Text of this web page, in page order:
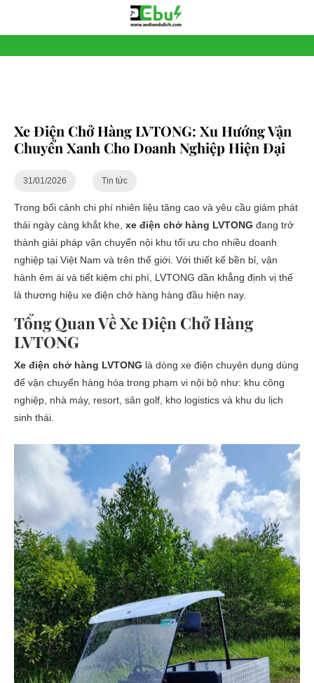
Xe Điện Chở Hàng LVTONG: Xu Hướng Vận
Chuyển Xanh Cho Doanh Nghiệp Hiện Đại
31/01/2026 Tin tức
Trong bối cảnh chi phí nhiên liệu tăng cao và yêu cầu giảm phát
thải ngày càng khắt khe, xe điện chở hàng LVTONG đang trở
thành giải pháp vận chuyển nội khu tối ưu cho nhiều doanh
nghiệp tại Việt Nam và trên thế giới. Với thiết kế bền bỉ, vận
hành êm ái và tiết kiệm chi phí, LVTONG dần khẳng định vị thế
là thương hiệu xe điện chở hàng hàng đầu hiện nay.
Tổng Quan Về Xe Điện Chở Hàng
LVTONG
Xe điện chở hàng LVTONG là dòng xe điện chuyên dụng dùng
để vận chuyển hàng hóa trong phạm vi nội bộ như: khu công
nghiệp, nhà máy, resort, sân golf, kho logistics và khu du lịch
sinh thái.